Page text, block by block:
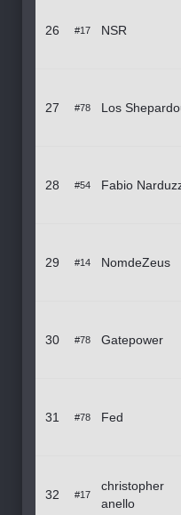
26 #17 NSR
27 #78 Los
28 #54 Fabio
29 #14 NomdeZeus
30 #78 Gatepower
31 #78 Fed
32 #17
christopher
anello